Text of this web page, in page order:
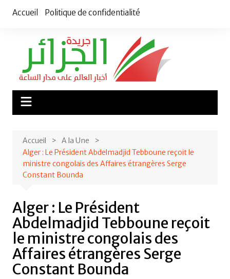
Accueil Politique de confidentialité
Accueil
A la Une
Alger : Le Président Abdelmadjid Tebboune reçoit le
ministre congolais des Affaires étrangères Serge
Constant Bounda
Alger : Le Président
Abdelmadjid Tebboune reçoit
le ministre congolais des
Affaires étrangères Serge
Constant Bounda